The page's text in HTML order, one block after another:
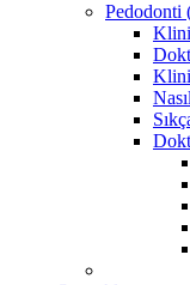
Pedodonti